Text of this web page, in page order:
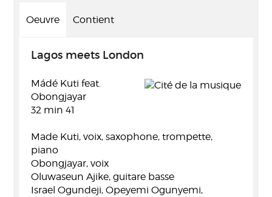
Oeuvre Contient
Lagos meets London
Mádé Kuti feat.
Obongjayar
32 min 41
Made Kuti, voix, saxophone, trompette,
piano
Obongjayar, voix
Oluwaseun Ajike, guitare basse
Israel Ogundeji, Opeyemi Ogunyemi,